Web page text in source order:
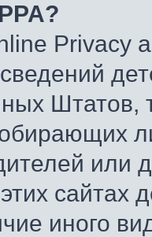
Privacy
Штатов,
или
сайтах
иного